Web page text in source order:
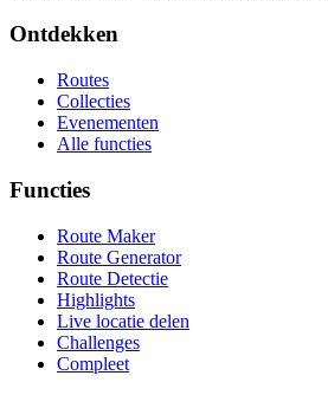
Ontdekken
Routes
Collecties
Evenementen
Alle functies
Functies
Route Maker
Route Generator
Route Detectie
Highlights
Live locatie delen
Challenges
Compleet